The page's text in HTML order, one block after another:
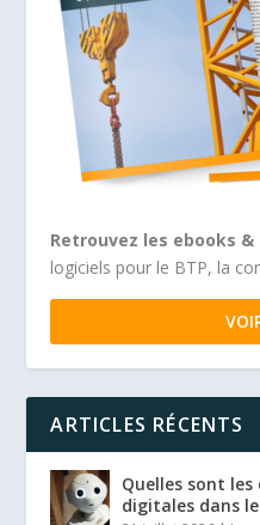
Retrouvez les ebooks
logiciels pour le BTP, la
ARTICLES RÉCENTS
Quelles sont
digitales dans le